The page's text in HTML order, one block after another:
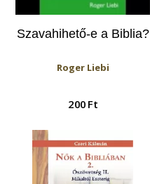
Szavahihető-e a Biblia?
Roger Liebi
200 Ft